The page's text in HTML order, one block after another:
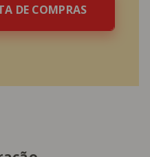
DE COMPRAS